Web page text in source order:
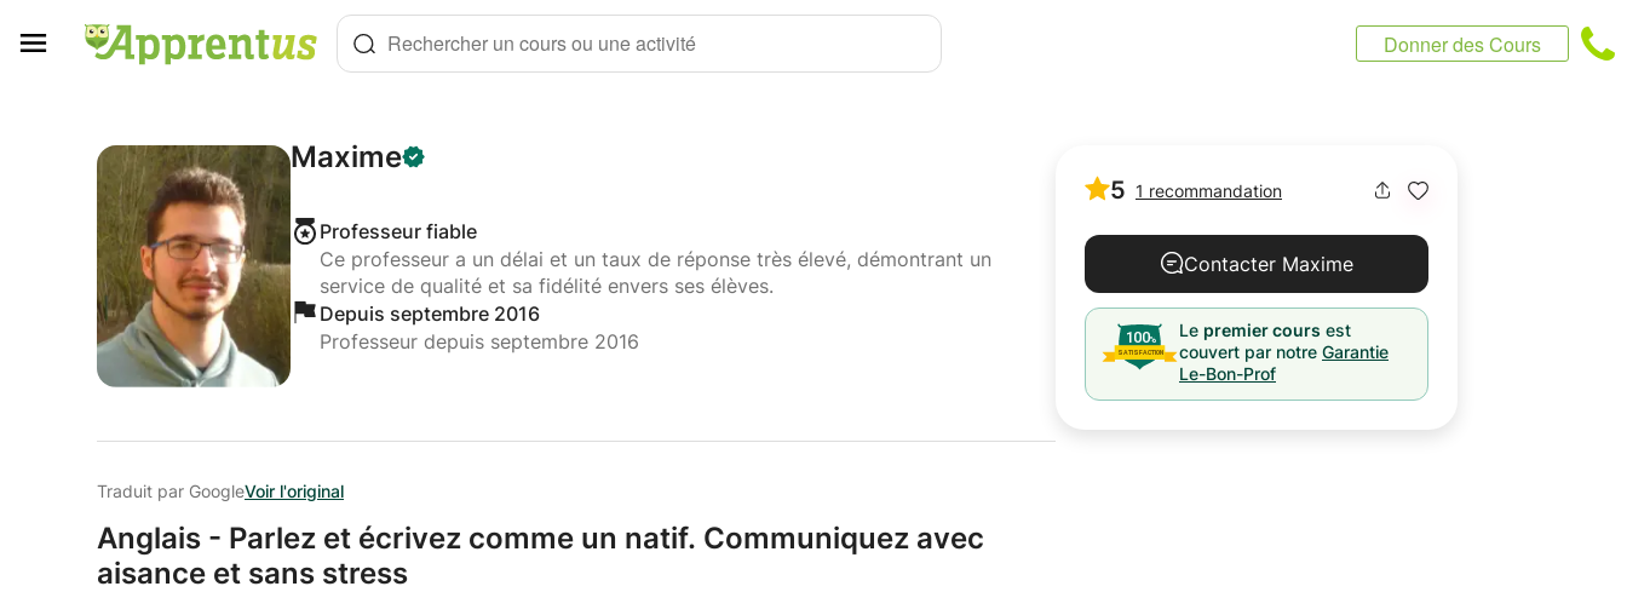
Rechercher un cours ou une activité Donner des Cours
Maxime
Professeur fiable
Ce professeur a un délai et un taux de réponse très élevé, démontrant un
service de qualité et sa fidélité envers ses élèves.
Depuis septembre 2016
Professeur depuis septembre 2016
Traduit par GoogleVoir l'original
Anglais - Parlez et écrivez comme un natif. Communiquez avec
aisance et sans stress
5 1 recommandation
Contacter Maxime
Le premier cours est
couvert par notre Garantie
Le-Bon-Prof